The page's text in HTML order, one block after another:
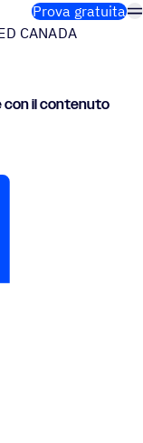
Prova gratuita
CANADA
con il contenuto